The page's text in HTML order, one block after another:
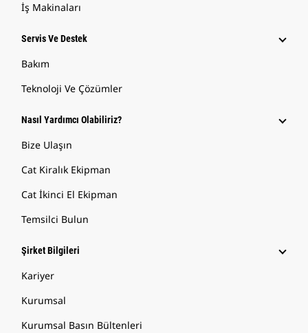
İş Makinaları
Servis Ve Destek
Bakım
Teknoloji Ve Çözümler
Nasıl Yardımcı Olabiliriz?
Bize Ulaşın
Cat Kiralık Ekipman
Cat İkinci El Ekipman
Temsilci Bulun
Şirket Bilgileri
Kariyer
Kurumsal
Kurumsal Basın Bültenleri